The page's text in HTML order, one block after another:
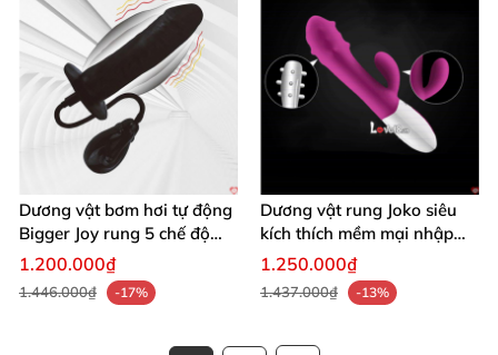
Dương vật bơm hơi tự động
Bigger Joy rung 5 chế độ
silicon đàn hồi tốt
1.200.000₫
1.446.000₫ -17%
Dương vật rung Joko siêu
kích thích mềm mại nhập
khẩu Hồng Kông
1.250.000₫
1.437.000₫ -13%